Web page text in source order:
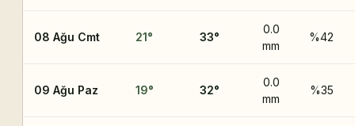
08 Ağu Cmt 21° 33°
0.0
mm
%42
09 Ağu Paz 19° 32°
0.0
mm
%35